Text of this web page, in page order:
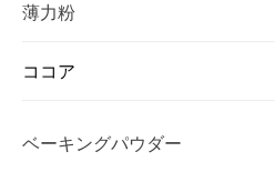
薄力粉
ココア
ベーキングパウダー